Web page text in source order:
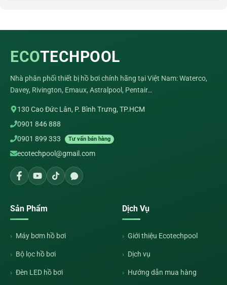
ECOTECHPOOL
Nhà phân phối thiết bị hồ bơi chính hãng tại Việt Nam: Waterco,
Davey, Rivington, Emaux, Astralpool, Pentair…
130 Cao Đức Lân, P. Bình Trưng, TP.HCM
0901 846 888
0901 899 333
Tư vấn bán hàng
ecotechpool@gmail.com
Sản Phẩm
Máy bơm hồ bơi
Bộ lọc hồ bơi
Đèn LED hồ bơi
Dịch Vụ
Giới thiệu Ecotechpool
Dịch vụ
Hướng dẫn mua hàng